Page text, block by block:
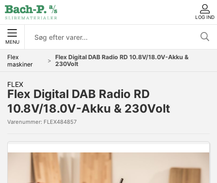
LOG IND
MENU
Flex
maskiner
Flex Digital DAB Radio RD 10.8V/18.0V-Akku &
230Volt
FLEX
Flex Digital DAB Radio RD
10.8V/18.0V-Akku & 230Volt
Varenummer: FLEX484857